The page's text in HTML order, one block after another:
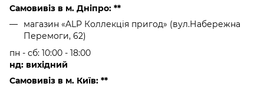
Самовивіз в м. Дніпро: **
магазин «ALP Коллекція пригод» (вул.Набережна
Перемоги, 62)
пн - сб: 10:00 - 18:00
нд: вихідний
Самовивіз в м. Київ: **